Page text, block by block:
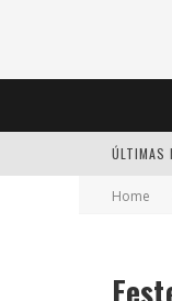
ÚLTIMAS
Home